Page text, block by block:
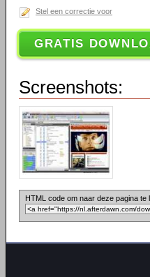
Stel een correctie voor
GRATIS
Screenshots:
HTML code om naar deze pagina te